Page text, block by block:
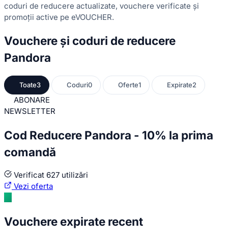
coduri de reducere actualizate, vouchere verificate și
promoții active pe eVOUCHER.
Vouchere și coduri de reducere
Pandora
Toate3 Coduri0 Oferte1 Expirate2
ABONARE
NEWSLETTER
Cod Reducere Pandora - 10% la prima
comandă
Verificat 627 utilizări
Vezi oferta
Vouchere expirate recent